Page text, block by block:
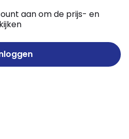
aan om de prijs- en